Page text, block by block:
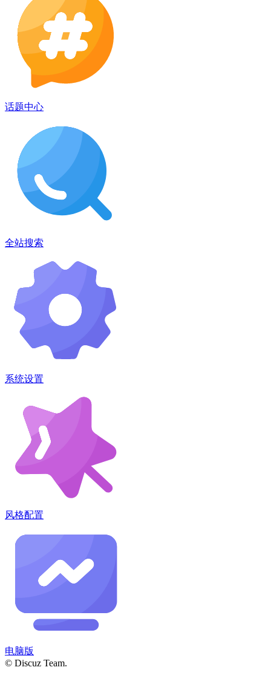
话题中心
全站搜索
系统设置
风格配置
电脑版
© Discuz Team.